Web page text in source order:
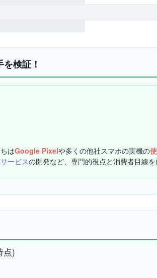
検証！
はGoogle Pixelや多くの他社スマホの実機の
ービスの開発など、専門的視点と消費者目線
点)